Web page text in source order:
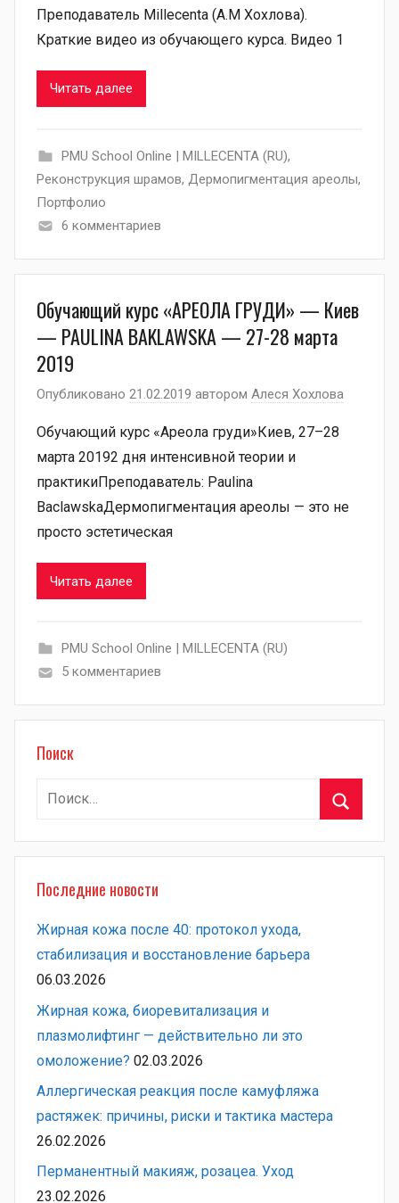
Преподаватель Millecenta (А.М Хохлова).
Краткие видео из обучающего курса. Видео 1
Читать далее
PMU School Online | MILLECENTA (RU),
Pеконструкция шрамов, Дермопигментация ареолы,
Портфолио
6 комментариев
Обучающий курс «АРЕОЛА ГРУДИ» — Киев
— PAULINA BAKLAWSKA — 27-28 марта
2019
Опубликовано 21.02.2019 автором Алеся Хохлова
Обучающий курс «Ареола груди»Киев, 27–28
марта 20192 дня интенсивной теории и
практикиПреподаватель: Paulina
BaclawskaДермопигментация ареолы — это не
просто эстетическая
Читать далее
PMU School Online | MILLECENTA (RU)
5 комментариев
Поиск
Найти:
Последние новости
Жирная кожа после 40: протокол ухода,
стабилизация и восстановление барьера
06.03.2026
Жирная кожа, биоревитализация и
плазмолифтинг — действительно ли это
омоложение? 02.03.2026
Аллергическая реакция после камуфляжа
растяжек: причины, риски и тактика мастера
26.02.2026
Перманентный макияж, розацеа. Уход
23.02.2026